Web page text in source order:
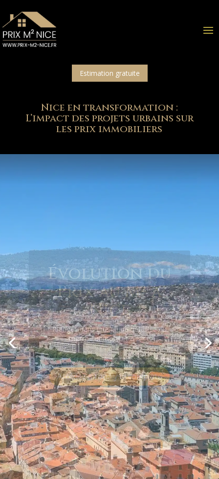
Estimation gratuite
Nice en transformation :
L’impact des projets urbains sur
les prix immobiliers
Cartographie
des prix au m²
à Nice
Plongez dans notre carte interactive et
découvrez les variations des prix
immobiliers à Nice, quartier par quartier.
Visualisez la carte des prix